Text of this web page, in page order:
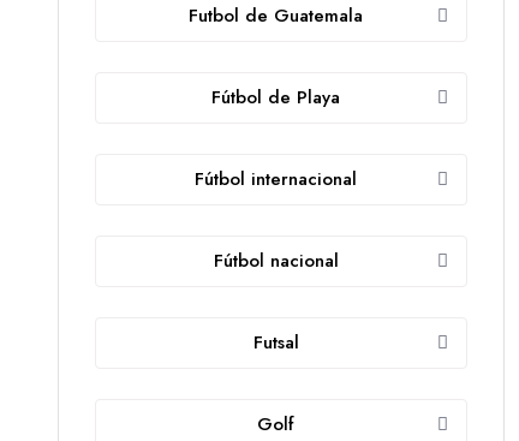
Futbol de Guatemala
Fútbol de Playa
Fútbol internacional
Fútbol nacional
Futsal
Golf